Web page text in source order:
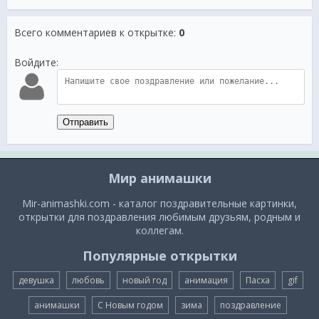
Всего комментариев к открытке: 0
Войдите:
Отправить
Мир анимашки
Mir-animashki.com - каталог поздравительные картинки,
открытки для поздравления любимым друзьям, родным и
коллегам.
Популярные открытки
девушка любовь новый год анимация Пасха gif
анимашки С Новым годом зима поздравление